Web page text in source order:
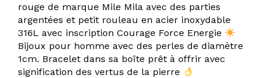
rouge de marque Mile Mila avec des parties
argentées et petit rouleau en acier inoxydable
316L avec inscription Courage Force Energie
Bijoux pour homme avec des perles de diamètre
1cm. Bracelet dans sa boîte prêt à offrir avec
signification des vertus de la pierre